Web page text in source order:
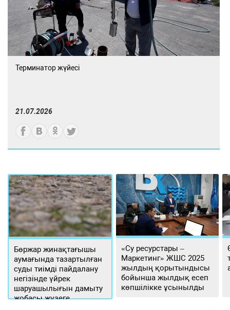
Терминатор жүйесі
21.07.2026
Бөржар жинақтағышы
аумағында тазартылған
суды тиімді пайдалану
негізінде үйрек
шаруашылығын дамыту
жобасы жүзеге
«Су ресурстары –
Маркетинг» ЖШС 2025
жылдың қорытындысы
бойынша жылдық есеп
көпшілікке ұсынылды